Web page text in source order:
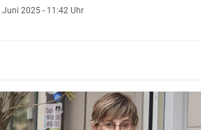
Juni 2025 - 11:42 Uhr